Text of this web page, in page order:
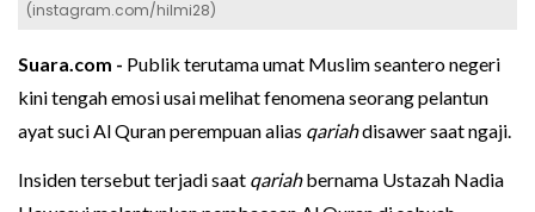
(instagram.com/hilmi28)
Suara.com - Publik terutama umat Muslim seantero negeri
kini tengah emosi usai melihat fenomena seorang pelantun
ayat suci Al Quran perempuan alias qariahdisawer saat ngaji.
Insiden tersebut terjadi saat qariahbernama Ustazah Nadia